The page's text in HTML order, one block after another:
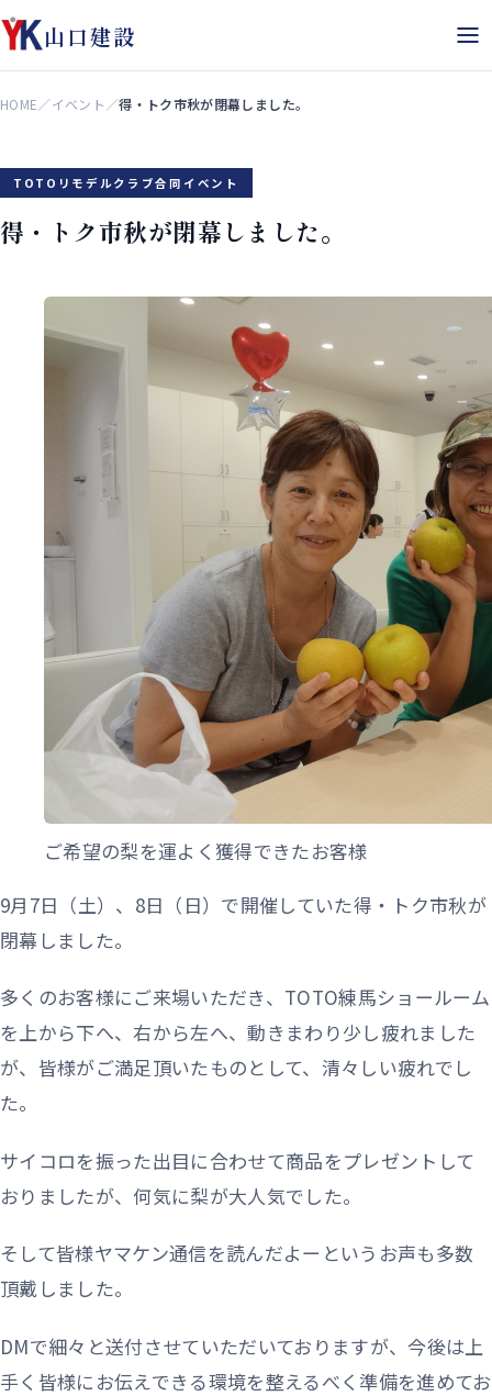
山口建設
HOME／イベント ／得・トク市秋が閉幕しました。
TOTOリモデルクラブ合同イベント
得・トク市秋が閉幕しました。
ご希望の梨を運よく獲得できたお客様
9月7日（土）、8日（日）で開催していた得・トク市秋が
閉幕しました。
多くのお客様にご来場いただき、TOTO練馬ショールーム
を上から下へ、右から左へ、動きまわり少し疲れました
が、皆様がご満足頂いたものとして、清々しい疲れでし
た。
サイコロを振った出目に合わせて商品をプレゼントして
おりましたが、何気に梨が大人気でした。
そして皆様ヤマケン通信を読んだよーというお声も多数
頂戴しました。
DMで細々と送付させていただいておりますが、今後は上
手く皆様にお伝えできる環境を整えるべく準備を進めてお